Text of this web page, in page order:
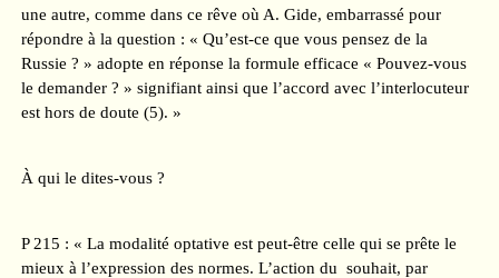
une autre, comme dans ce rêve où A. Gide, embarrassé pour
répondre à la question : « Qu’est-ce que vous pensez de la
Russie ? » adopte en réponse la formule efficace « Pouvez-vous
le demander ? » signifiant ainsi que l’accord avec l’interlocuteur
est hors de doute (5). »
À qui le dites-vous ?
P 215 : « La modalité optative est peut-être celle qui se prête le
mieux à l’expression des normes. L’action du souhait, par